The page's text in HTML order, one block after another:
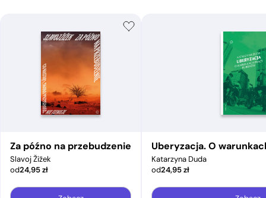
Za późno na przebudzenie
Slavoj Žižek
od24,95zł
Uberyzacja. O
Katarzyna Duda
od24,95zł